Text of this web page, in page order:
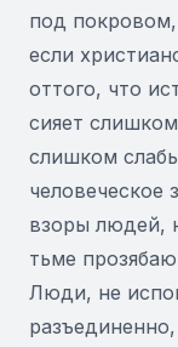
под покровом,
если
оттого, что
сияет слишком
слишком
человеческое
взоры людей,
тьме
Люди, не